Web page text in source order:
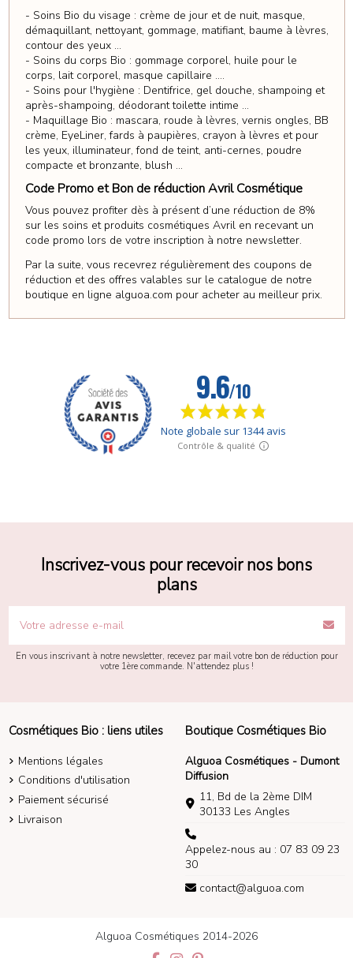
- Soins Bio du visage : crème de jour et de nuit, masque,
démaquillant, nettoyant, gommage, matifiant, baume à lèvres,
contour des yeux ...
- Soins du corps Bio : gommage corporel, huile pour le
corps, lait corporel, masque capillaire ....
- Soins pour l'hygiène : Dentifrice, gel douche, shampoing et
après-shampoing, déodorant toilette intime ...
- Maquillage Bio : mascara, roude à lèvres, vernis ongles, BB
crème, EyeLiner, fards à paupières, crayon à lèvres et pour
les yeux, illuminateur, fond de teint, anti-cernes, poudre
compacte et bronzante, blush ...
Code Promo et Bon de réduction Avril Cosmétique
Vous pouvez profiter dès à présent d’une réduction de 8%
sur les soins et produits cosmétiques Avril en recevant un
code promo lors de votre inscription à notre newsletter.
Par la suite, vous recevrez régulièrement des coupons de
réduction et des offres valables sur le catalogue de notre
boutique en ligne alguoa.com pour acheter au meilleur prix.
Inscrivez-vous pour recevoir nos bons
plans
En vous inscrivant à notre newsletter, recevez par mail votre bon de réduction pour
votre 1ère commande. N'attendez plus !
Cosmétiques Bio : liens utiles
Mentions légales
Conditions d'utilisation
Paiement sécurisé
Livraison
Boutique Cosmétiques Bio
Alguoa Cosmétiques - Dumont
Diffusion
11, Bd de la 2ème DIM
30133 Les Angles
Appelez-nous au : 07 83 09 23
30
contact@alguoa.com
Alguoa Cosmétiques 2014-2026